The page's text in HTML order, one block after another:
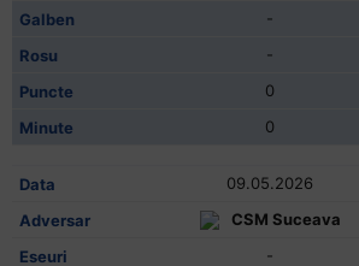
-
-
0
0
09.05.2026
CSM Suceava
-